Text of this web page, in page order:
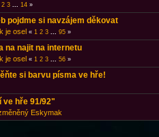
2 3 14 »
pojdme si navzájem děkovat
je osel « 1 2 3 95 »
na najit na internetu
je osel « 1 2 3 56 »
si barvu písma ve hře!
ve hře 91/92"
Eskymak